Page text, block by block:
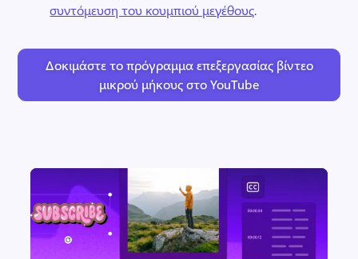
συντόμευση του κουμπιού μεγέθους.
Δοκιμάστε το πρόγραμμα επεξεργασίας βίντεο
μικρού μήκους στο YouTube